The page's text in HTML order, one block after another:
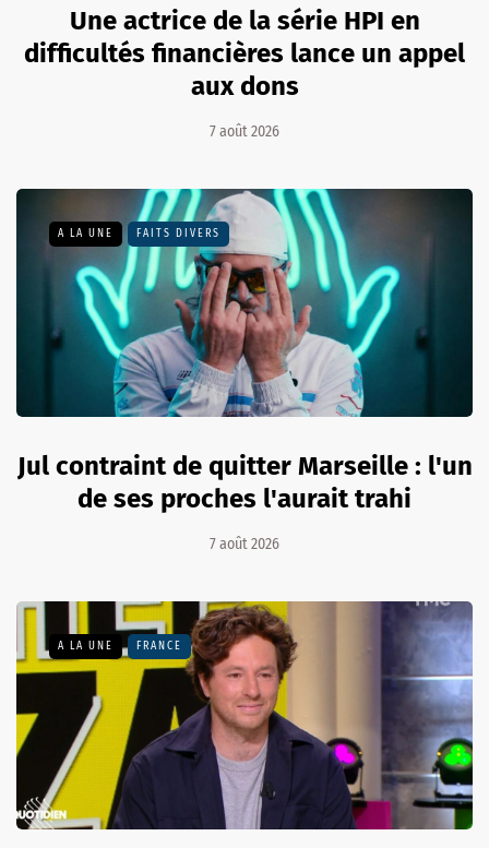
Une actrice de la série HPI en
difficultés financières lance un appel
aux dons
7 août 2026
A LA UNE FAITS DIVERS
Jul contraint de quitter Marseille : l'un
de ses proches l'aurait trahi
7 août 2026
A LA UNE FRANCE